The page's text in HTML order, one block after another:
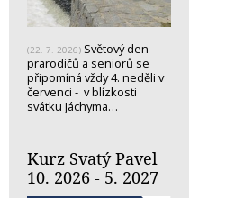
(22. 7. 2026) Světový den
prarodičů a seniorů se
připomíná vždy 4. neděli v
červenci - v blízkosti
svátku Jáchyma…
Kurz Svatý Pavel
10. 2026 - 5. 2027